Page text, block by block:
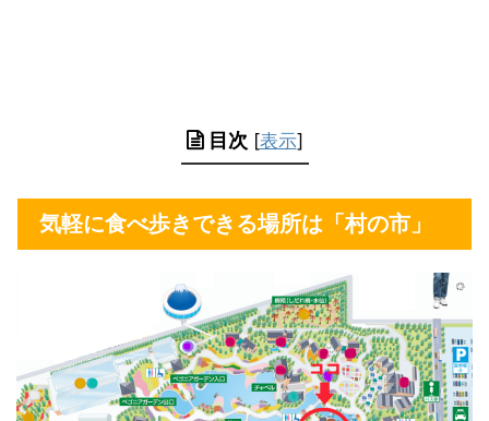
目次 [表示]
気軽に食べ歩きできる場所は「村の市」